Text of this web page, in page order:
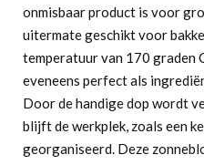
onmisbaar product is voor
uitermate geschikt voor
temperatuur van 170 graden
eveneens perfect als
Door de handige dop wordt
blijft de werkplek, zoals een
georganiseerd. Deze